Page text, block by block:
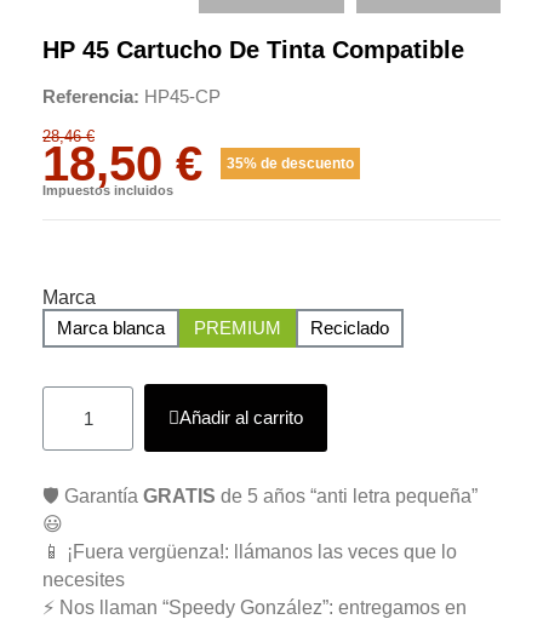
HP 45 Cartucho De Tinta Compatible
Referencia HP45-CP
28,46 €
18,50 € 35% de descuento
Impuestos incluidos
Marca
Marca blanca
PREMIUM Reciclado
Añadir al carrito
🛡️ Garantía GRATIS de 5 años “anti letra pequeña”
😃
📱 ¡Fuera vergüenza!: llámanos las veces que lo
necesites
⚡ Nos llaman “Speedy González”: entregamos en